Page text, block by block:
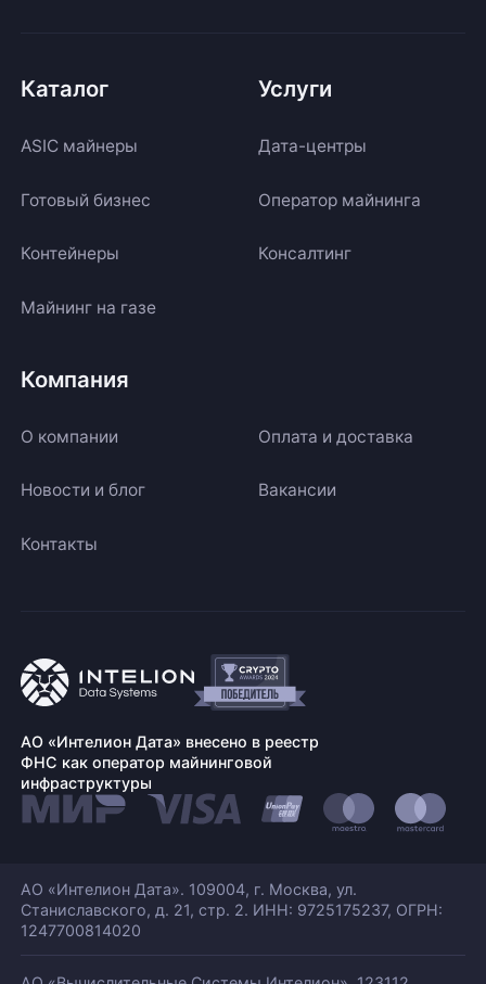
Каталог
ASIC майнеры
Готовый бизнес
Контейнеры
Майнинг на газе
Услуги
Дата-центры
Оператор майнинга
Консалтинг
Компания
О компании Оплата и доставка
Новости и блог Вакансии
Контакты
АО «Интелион Дата» внесено в реестр
ФНС как оператор майнинговой
инфраструктуры
АО «Интелион Дата». 109004, г. Москва, ул.
Станиславского, д. 21, стр. 2. ИНН: 9725175237, ОГРН:
1247700814020